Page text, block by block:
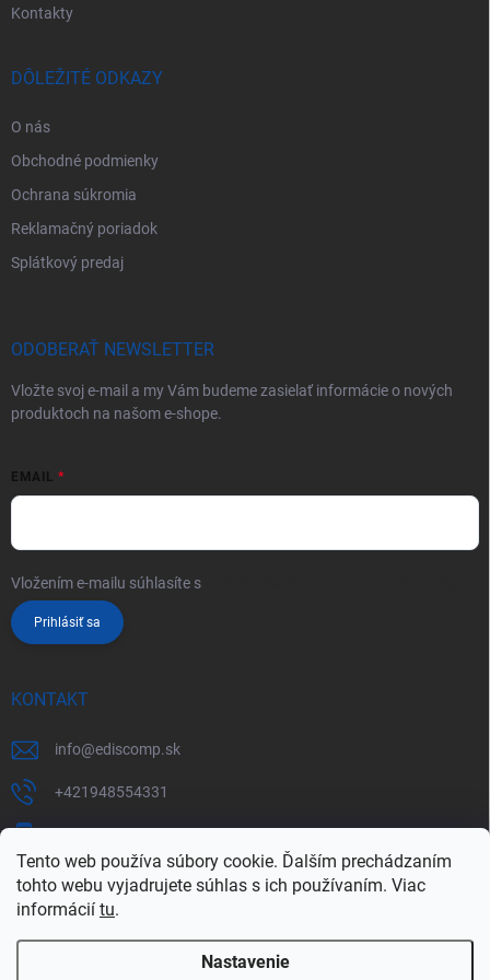
Tento web používa súbory cookie. Ďalším prechádzaním
tohto webu vyjadrujete súhlas s ich používaním. Viac
informácií tu.
Nastavenie
Kontakty
DÔLEŽITÉ ODKAZY
O nás
Obchodné podmienky
Ochrana súkromia
Reklamačný poriadok
Splátkový predaj
ODOBERAŤ NEWSLETTER
Vložte svoj e-mail a my Vám budeme zasielať informácie o nových
produktoch na našom e-shope.
EMAIL
Vložením e-mailu súhlasíte s
Prihlásiť sa
KONTAKT
info@ediscomp.sk
+421948554331